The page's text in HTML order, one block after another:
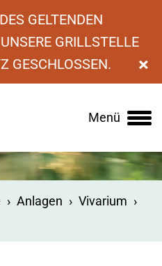
GELTENDEN
GRILLSTELLE
GESCHLOSSEN.
×
Main
Menü
› Anlagen › Vivarium ›